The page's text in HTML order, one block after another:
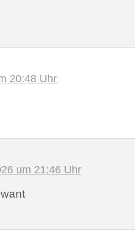
20:48 Uhr
um 21:46 Uhr